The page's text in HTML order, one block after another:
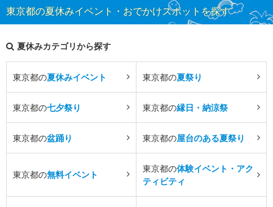
東京都の夏休みイベント・おでかけスポットを探す
夏休みカテゴリから探す
東京都の夏休みイベント 東京都の夏祭り
東京都の七夕祭り 東京都の縁日・納涼祭
東京都の盆踊り 東京都の屋台のある夏祭り
東京都の無料イベント
東京都の体験イベント・アク
ティビティ